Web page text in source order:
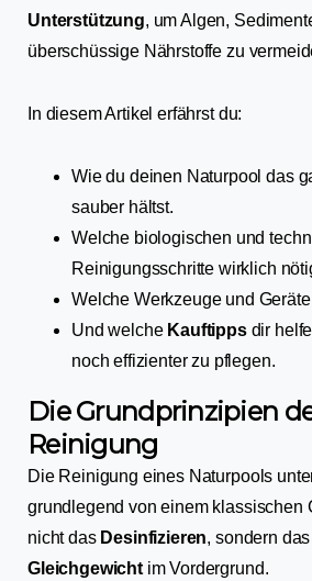
Unterstützung, um Algen,
überschüssige Nährstoffe zu
In diesem Artikel erfährst du:
Wie du deinen Naturpool das
sauber hältst.
Welche biologischen und
Reinigungsschritte wirklich
Welche Werkzeuge und
Und welche Kauftippsdir
noch effizienter zu pflegen.
Die Grundprinzipien
Reinigung
Die Reinigung eines Naturpools
grundlegend von einem klassischen
nicht das Desinfizieren, sondern
Gleichgewichtim Vordergrund.